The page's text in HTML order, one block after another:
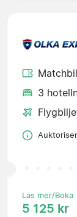
3
Läs mer/Boka
5 125 kr